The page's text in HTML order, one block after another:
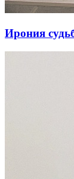
Ирония